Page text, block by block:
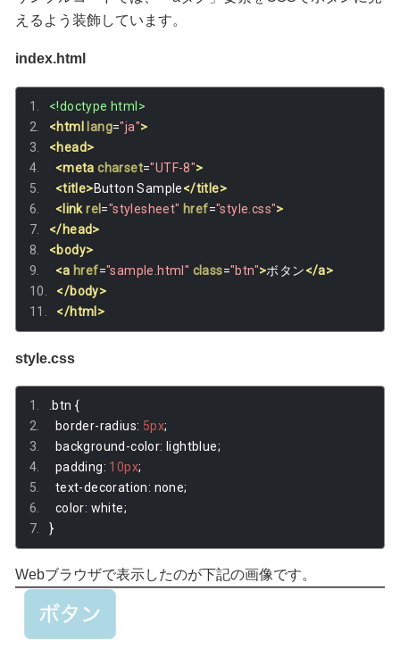
えるよう装飾しています。
index.html
<!doctype html>
<html lang="ja">
<head>
<meta charset="UTF-8">
<title>Button Sample</title>
<link rel="stylesheet" href="style.css">
</head>
<body>
<a href="sample.html" class="btn">ボタン</a>
</body>
</html>
style.css
btn {
  border
-radius: 5px;
  background
-color: lightblue;
  padding
: 10px;
  text
-decoration: none;
  color
: white;
}
Webブラウザで表示したのが下記の画像です。